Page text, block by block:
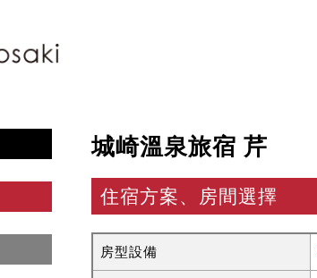
城崎溫泉旅宿 芹
住宿方案、房間選擇
房型設備